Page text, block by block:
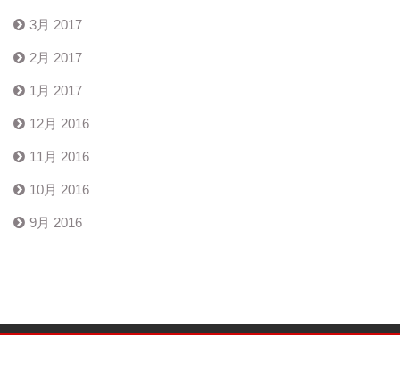
3月 2017
2月 2017
1月 2017
12月 2016
11月 2016
10月 2016
9月 2016